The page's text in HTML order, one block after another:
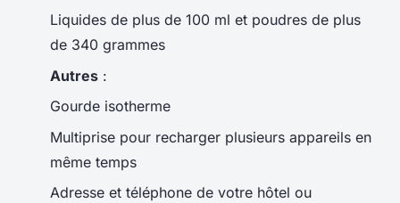
Liquides de plus de 100 ml et poudres de plus
de 340 grammes
Autres :
Gourde isotherme
Multiprise pour recharger plusieurs appareils en
même temps
Adresse et téléphone de votre hôtel ou